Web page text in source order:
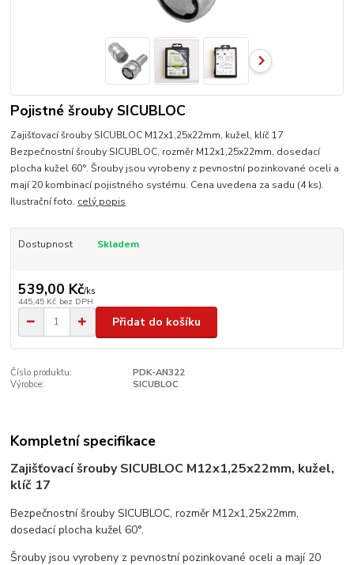
Pojistné šrouby SICUBLOC
Zajišťovací šrouby SICUBLOC M12x1,25x22mm, kužel, klíč 17
Bezpečnostní šrouby SICUBLOC, rozměr M12x1,25x22mm, dosedací
plocha kužel 60°. Šrouby jsou vyrobeny z pevnostní pozinkované oceli a
mají 20 kombinací pojistného systému. Cena uvedena za sadu (4 ks).
Ilustrační foto. celý popis
Dostupnost Skladem
539,00 Kč/ks
445,45 Kč bez DPH
Přidat do košíku
Číslo produktu:
PDK-AN322
Výrobce:
SICUBLOC
Kompletní specifikace
Zajišťovací šrouby SICUBLOC M12x1,25x22mm, kužel,
klíč 17
Bezpečnostní šrouby SICUBLOC, rozměr M12x1,25x22mm,
dosedací plocha kužel 60°.
Šrouby jsou vyrobeny z pevnostní pozinkované oceli a mají 20